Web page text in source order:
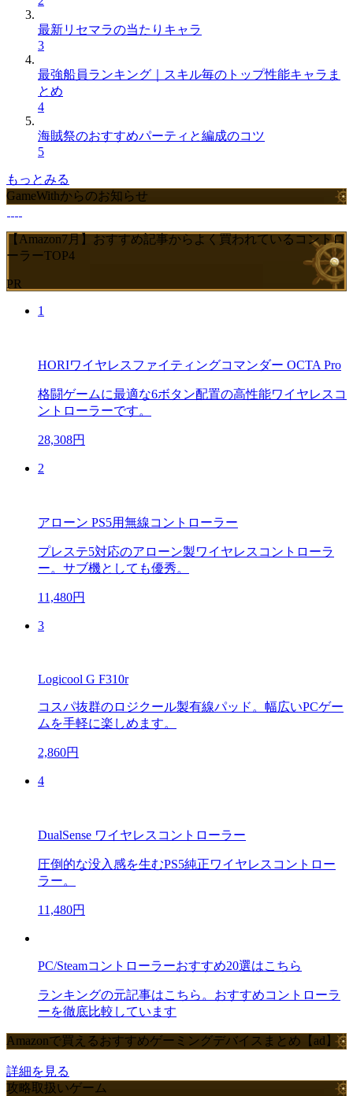
最新リセマラの当たりキャラ
3
最強船員ランキング｜スキル毎のトップ性能キャラま
とめ
4
海賊祭のおすすめパーティと編成のコツ
5
もっとみる
GameWithからのお知らせ
【Amazon7月】おすすめ記事からよく買われているコントロ
ーラーTOP4
PR
1
HORIワイヤレスファイティングコマンダー OCTA Pro
格闘ゲームに最適な6ボタン配置の高性能ワイヤレスコ
ントローラーです。
28,308円
2
アローン PS5用無線コントローラー
プレステ5対応のアローン製ワイヤレスコントローラ
ー。サブ機としても優秀。
11,480円
3
Logicool G F310r
コスパ抜群のロジクール製有線パッド。幅広いPCゲー
ムを手軽に楽しめます。
2,860円
4
DualSense ワイヤレスコントローラー
圧倒的な没入感を生むPS5純正ワイヤレスコントロー
ラー。
11,480円
PC/Steamコントローラーおすすめ20選はこちら
ランキングの元記事はこちら。おすすめコントローラ
ーを徹底比較しています
Amazonで買えるおすすめゲーミングデバイスまとめ【ad】
詳細を見る
攻略取扱いゲーム